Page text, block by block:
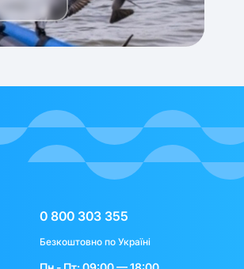
0 800 303 355
Безкоштовно по Україні